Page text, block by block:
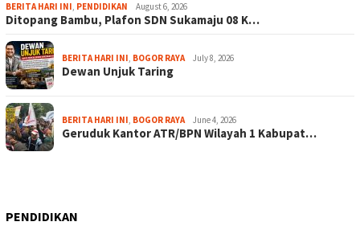
BERITA HARI INI, PENDIDIKAN August 6, 2026
Ditopang Bambu, Plafon SDN Sukamaju 08 K…
BERITA HARI INI, BOGOR RAYA July 8, 2026
Dewan Unjuk Taring
BERITA HARI INI, BOGOR RAYA June 4, 2026
Geruduk Kantor ATR/BPN Wilayah 1 Kabupat…
PENDIDIKAN